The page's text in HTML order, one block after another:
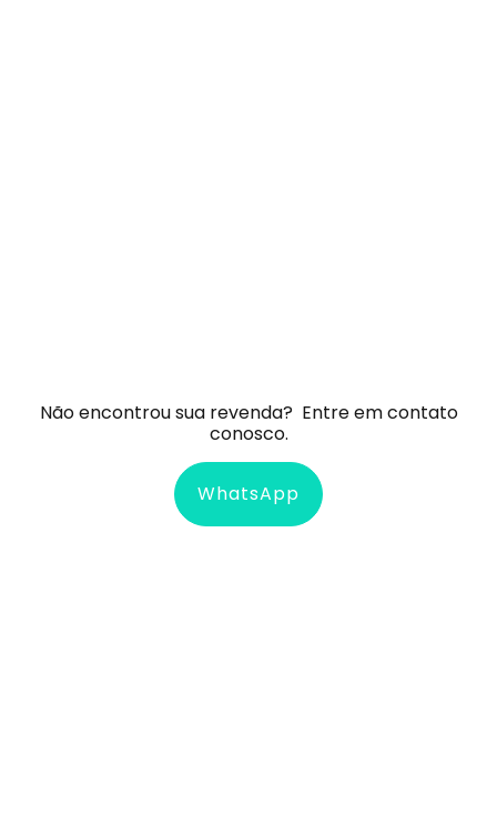
Não encontrou sua revenda? Entre em contato
conosco.
WhatsApp